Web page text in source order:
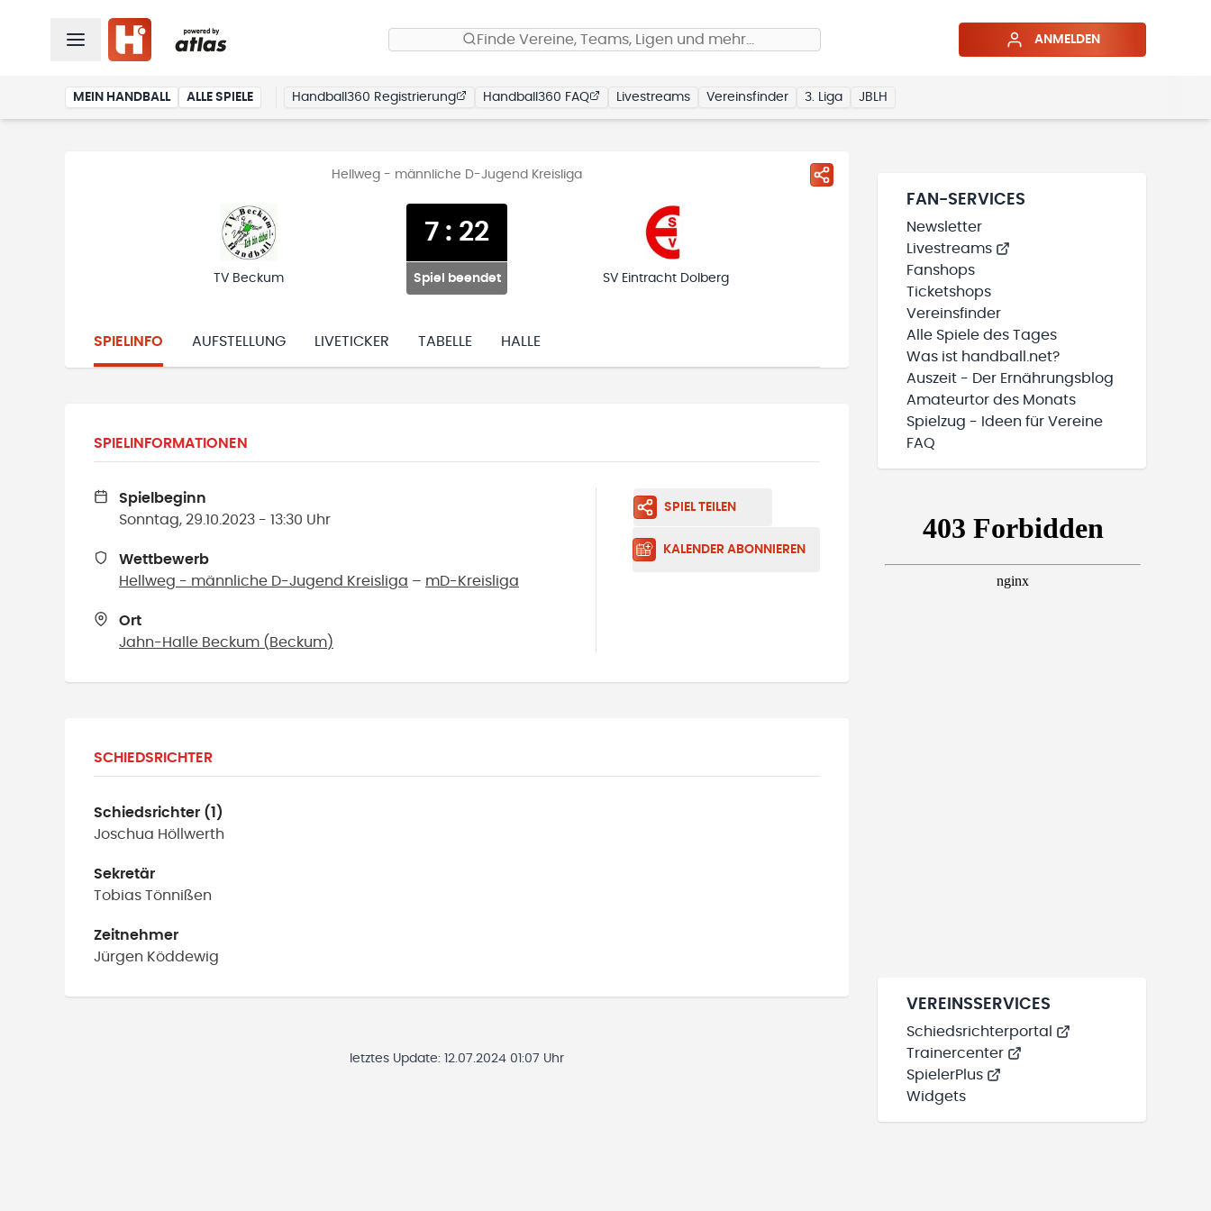
Finde Vereine, Teams, Ligen und mehr… ANMELDEN
MEIN HANDBALL ALLE SPIELE Handball360 Registrierung Handball360 FAQ Livestreams Vereinsfinder 3. Liga JBLH
Hellweg - männliche D-Jugend Kreisliga
TV Beckum
7 : 22
Spiel beendet SV Eintracht Dolberg
SPIELINFO AUFSTELLUNG LIVETICKER TABELLE HALLE
SPIELINFORMATIONEN
Spielbeginn
Sonntag, 29.10.2023 - 13:30 Uhr
Wettbewerb
Hellweg - männliche D-Jugend Kreisliga – mD-Kreisliga
Ort
Jahn-Halle Beckum ( Beckum)
SPIEL TEILEN
KALENDER ABONNIEREN
SCHIEDSRICHTER
Schiedsrichter (1)
Joschua Höllwerth
Sekretär
Tobias Tönnißen
Zeitnehmer
Jürgen Köddewig
letztes Update: 12.07.2024 01:07 Uhr
FAN-SERVICES
Newsletter
Livestreams
Fanshops
Ticketshops
Vereinsfinder
Alle Spiele des Tages
Was ist handball.net?
Auszeit - Der Ernährungsblog
Amateurtor des Monats
Spielzug - Ideen für Vereine
FAQ
VEREINSSERVICES
Schiedsrichterportal
Trainercenter
SpielerPlus
Widgets